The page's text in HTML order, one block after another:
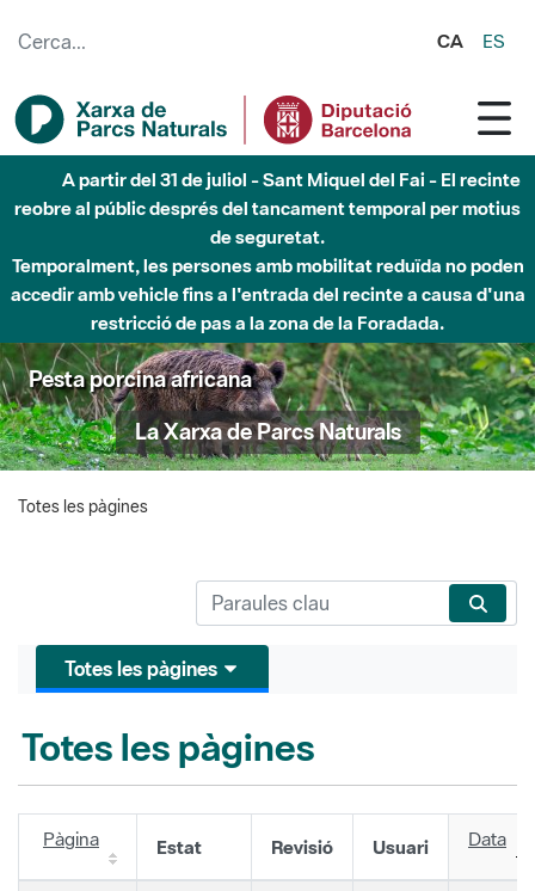
CA ES
A partir del 31 de juliol - Sant Miquel del Fai - El recinte
reobre al públic després del tancament temporal per motius
de seguretat.
Temporalment, les persones amb mobilitat reduïda no poden
accedir amb vehicle fins a l'entrada del recinte a causa d'una
restricció de pas a la zona de la Foradada.
Pesta porcina africana
La Xarxa de Parcs Naturals
Totes les pàgines
Totes les pàgines
Totes les pàgines
Pàgina Estat Revisió Usuari Data